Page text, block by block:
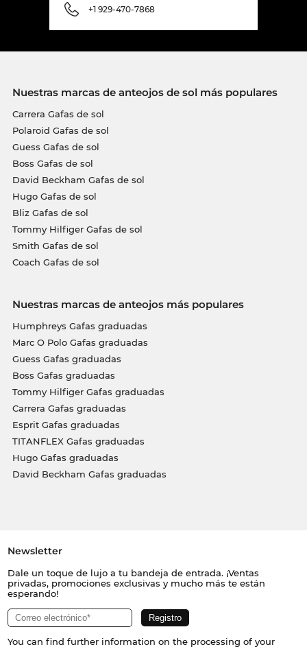
+1 929-470-7868
Nuestras marcas de anteojos de sol más populares
Carrera Gafas de sol
Polaroid Gafas de sol
Guess Gafas de sol
Boss Gafas de sol
David Beckham Gafas de sol
Hugo Gafas de sol
Bliz Gafas de sol
Tommy Hilfiger Gafas de sol
Smith Gafas de sol
Coach Gafas de sol
Nuestras marcas de anteojos más populares
Humphreys Gafas graduadas
Marc O Polo Gafas graduadas
Guess Gafas graduadas
Boss Gafas graduadas
Tommy Hilfiger Gafas graduadas
Carrera Gafas graduadas
Esprit Gafas graduadas
TITANFLEX Gafas graduadas
Hugo Gafas graduadas
David Beckham Gafas graduadas
Newsletter
Dale un toque de lujo a tu bandeja de entrada. ¡Ventas
privadas, promociones exclusivas y mucho más te están
esperando!
You can find further information on the processing of your